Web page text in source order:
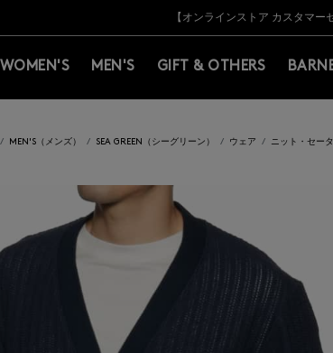
新規登録のお客様も対象！＜MY BARNEYS＞会員のお客様
【夏季休業に伴う
【オンラインストア カスタマ
【夏季休業に伴う返品・
熊本県を中心とした
【開催中】
新規登録のお客様も対象！＜MY BARNEYS＞会員のお客様
【夏季休業に伴う
WOMEN'S MEN'S GIFT & OTHERS
MEN'S（メンズ） SEA GREEN（シーグリーン） ウェア ニット・セー